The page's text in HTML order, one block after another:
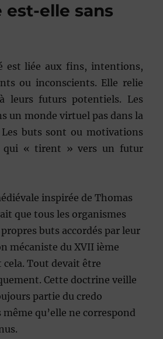
est-elle sans
est liée aux fins, intentions,
ou inconscients. Elle relie
leurs futurs potentiels. Les
un monde virtuel pas dans la
buts sont ou motivations
qui « tirent » vers un futur
inspirée de Thomas
que tous les organismes
buts accordés par leur
mécaniste du XVII ième
cela. Tout devait être
Cette doctrine veille
partie du credo
qu’elle ne correspond